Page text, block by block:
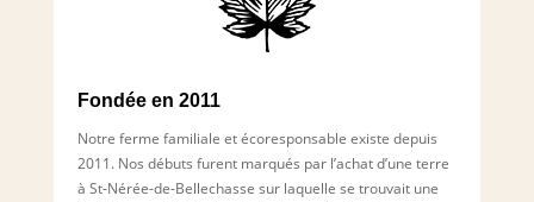
Fondée en 2011
Notre ferme familiale et écoresponsable existe depuis
2011. Nos débuts furent marqués par l’achat d’une terre
à St-Nérée-de-Bellechasse sur laquelle se trouvait une